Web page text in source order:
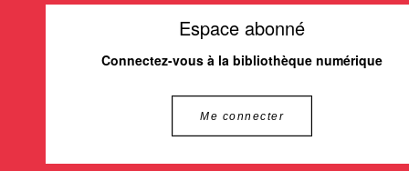
Espace abonné
Connectez-vous à la bibliothèque numérique
Me connecter